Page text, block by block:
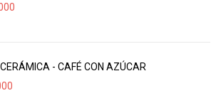
- CAFÉ CON AZÚCAR